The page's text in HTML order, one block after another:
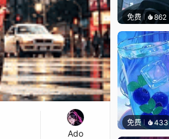
Ado
免费 862
免费 433